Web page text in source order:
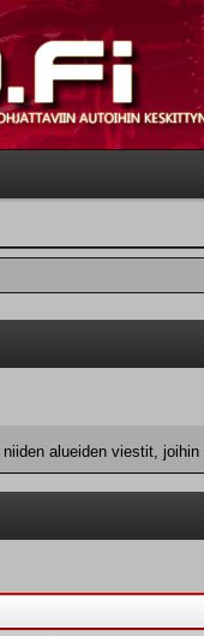
alueiden viestit,